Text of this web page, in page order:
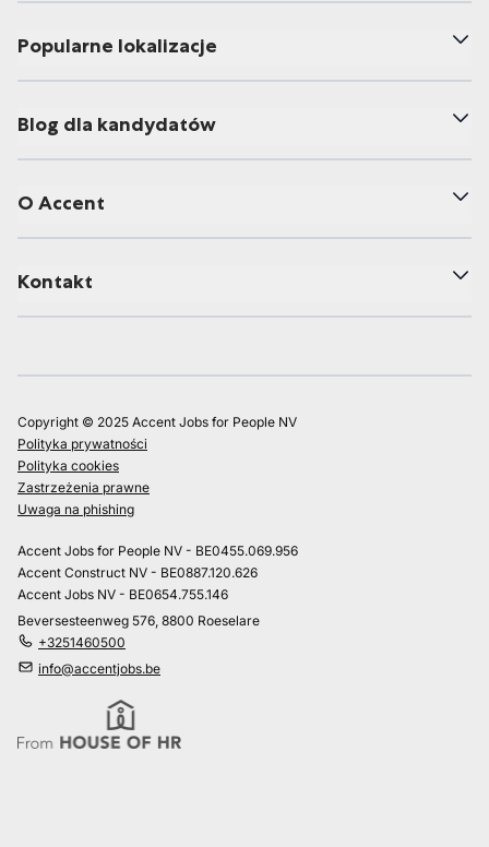
Popularne lokalizacje
Blog dla kandydatów
O Accent
Kontakt
Copyright © 2025 Accent Jobs for People NV
Polityka prywatności
Polityka cookies
Zastrzeżenia prawne
Uwaga na phishing
Accent Jobs for People NV - BE0455.069.956
Accent Construct NV - BE0887.120.626
Accent Jobs NV - BE0654.755.146
Beversesteenweg 576, 8800 Roeselare
+3251460500
info@accentjobs.be